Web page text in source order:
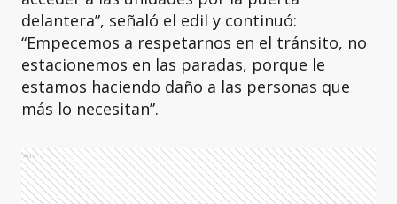
delantera”, señaló el edil y continuó:
“Empecemos a respetarnos en el tránsito, no
estacionemos en las paradas, porque le
estamos haciendo daño a las personas que
más lo necesitan”.
Ads